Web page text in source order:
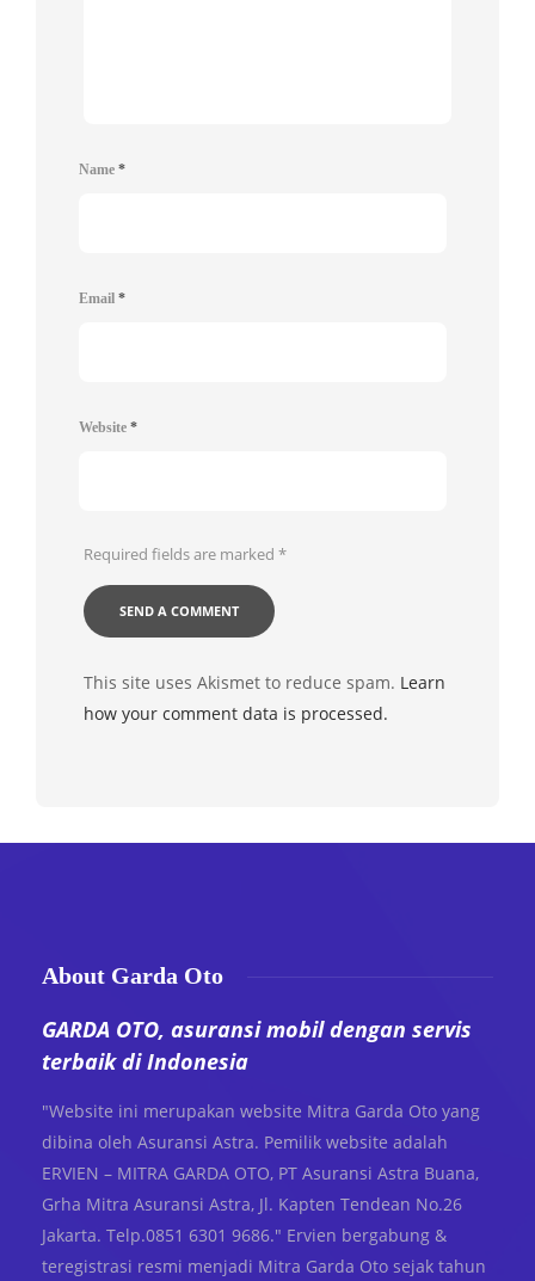
Name *
Email *
Website *
Required fields are marked *
This site uses Akismet to reduce spam. Learn
how your comment data is processed.
About Garda Oto
GARDA OTO, asuransi mobil dengan servis
terbaik di Indonesia
"Website ini merupakan website Mitra Garda Oto yang
dibina oleh Asuransi Astra. Pemilik website adalah
ERVIEN – MITRA GARDA OTO, PT Asuransi Astra Buana,
Grha Mitra Asuransi Astra, Jl. Kapten Tendean No.26
Jakarta. Telp.0851 6301 9686." Ervien bergabung &
teregistrasi resmi menjadi Mitra Garda Oto sejak tahun